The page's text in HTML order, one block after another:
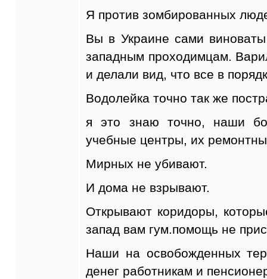
Я против зомбированных
Вы в Украине сами
западным проходимцам.
и делали вид, что все в
Водолейка точно так же
я это знаю точно, наши
учебные центры, их
Мирных не убивают.
И дома не взрывают.
Открывают коридоры,
запад вам гум.помощь не
Наши на освобожденных
денег работникам и